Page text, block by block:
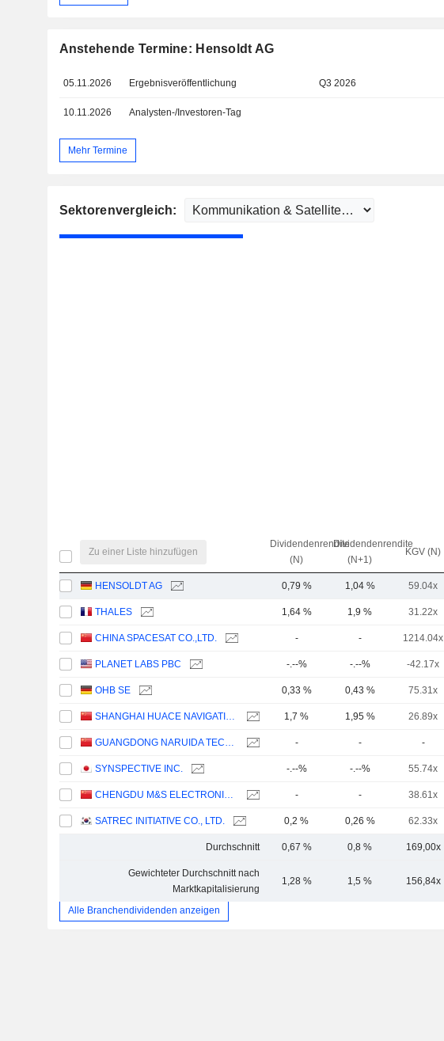
Anstehende Termine: Hensoldt AG
05.11.2026 Ergebnisveröffentlichung Q3 2026
10.11.2026 Analysten-/Investoren-Tag
Mehr Termine
Sektorenvergleich:
Zu einer Liste hinzufügen
Dividendenrendite
(N)
Dividendenrendite
(N+1)
KGV (N)
HENSOLDT AG 0,79 % 1,04 % 59.04x
THALES 1,64 % 1,9 % 31.22x
CHINA SPACESAT CO.,LTD. - - 1214.04x
PLANET LABS PBC -.--% -.--% -42.17x
OHB SE 0,33 % 0,43 % 75.31x
SHANGHAI HUACE NAVIGATION TECHNOLOGY LTD 1,7 % 1,95 % 26.89x
GUANGDONG NARUIDA TECHNOLOGY CO., LTD. - - -
SYNSPECTIVE INC. -.--% -.--% 55.74x
CHENGDU M&S ELECTRONICS TECHNOLOGY CO.,LTD. - - 38.61x
SATREC INITIATIVE CO., LTD. 0,2 % 0,26 % 62.33x
Durchschnitt 0,67 % 0,8 % 169,00x
Gewichteter Durchschnitt nach
Marktkapitalisierung
1,28 % 1,5 % 156,84x
Alle Branchendividenden anzeigen